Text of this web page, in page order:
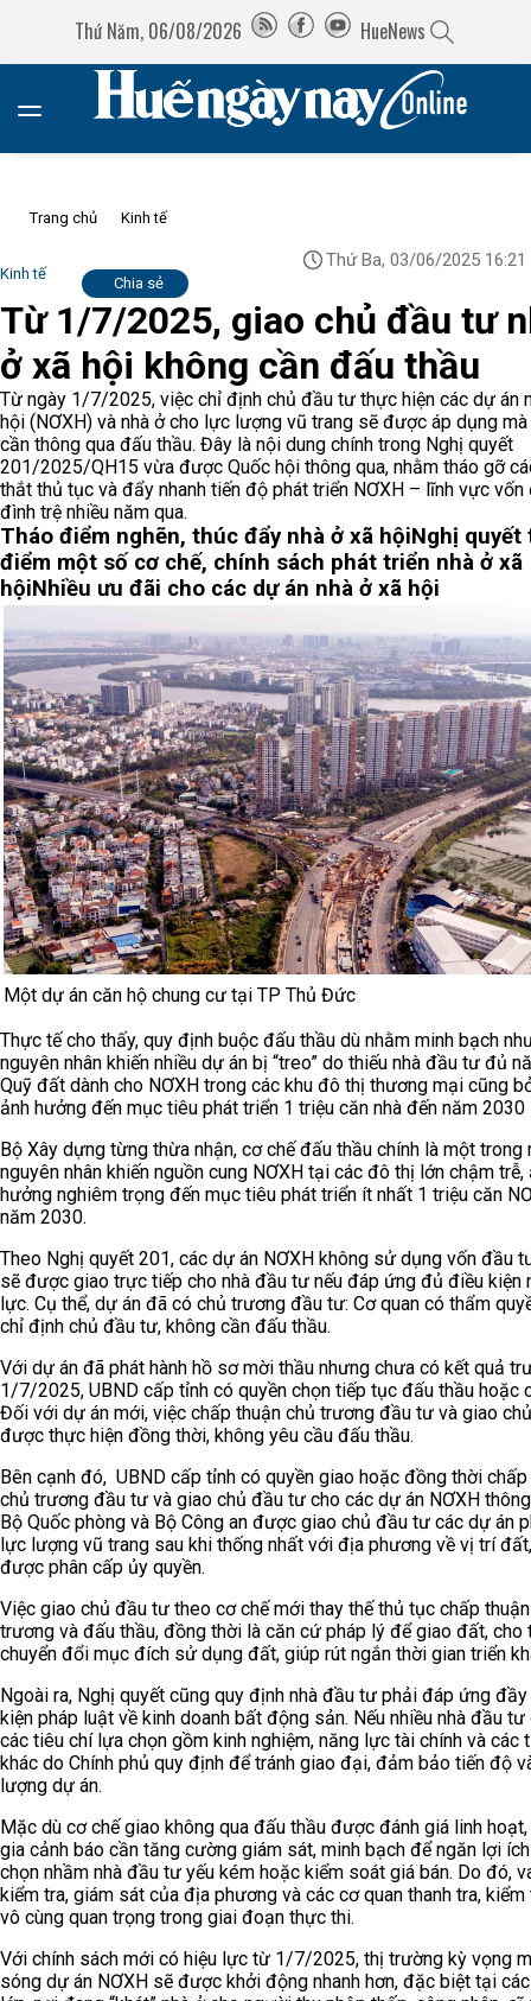
Thứ Năm, 06/08/2026 HueNews
Trang chủ Kinh tế
Kinh tế
Thứ Ba, 03/06/2025 16:21
Chia sẻ
Từ 1/7/2025, giao chủ đầu tư
ở xã hội không cần đấu thầu
Từ ngày 1/7/2025, việc chỉ định chủ đầu tư thực hiện các dự án
hội (NƠXH) và nhà ở cho lực lượng vũ trang sẽ được áp dụng
cần thông qua đấu thầu. Đây là nội dung chính trong Nghị quyết
201/2025/QH15 vừa được Quốc hội thông qua, nhằm tháo gỡ
thắt thủ tục và đẩy nhanh tiến độ phát triển NƠXH – lĩnh vực vốn
đình trệ nhiều năm qua.
Tháo điểm nghẽn, thúc đẩy nhà ở xã hộiNghị quyết
điểm một số cơ chế, chính sách phát triển nhà ở xã
hộiNhiều ưu đãi cho các dự án nhà ở xã hội
Một dự án căn hộ chung cư tại TP Thủ Đức
Thực tế cho thấy, quy định buộc đấu thầu dù nhằm minh bạch
nguyên nhân khiến nhiều dự án bị “treo” do thiếu nhà đầu tư đủ
Quỹ đất dành cho NƠXH trong các khu đô thị thương mại cũng
ảnh hưởng đến mục tiêu phát triển 1 triệu căn nhà đến năm 2030
Bộ Xây dựng từng thừa nhận, cơ chế đấu thầu chính là một trong
nguyên nhân khiến nguồn cung NƠXH tại các đô thị lớn chậm trễ,
hưởng nghiêm trọng đến mục tiêu phát triển ít nhất 1 triệu căn
năm 2030.
Theo Nghị quyết 201, các dự án NƠXH không sử dụng vốn đầu
sẽ được giao trực tiếp cho nhà đầu tư nếu đáp ứng đủ điều kiện
lực. Cụ thể, dự án đã có chủ trương đầu tư: Cơ quan có thẩm
chỉ định chủ đầu tư, không cần đấu thầu.
Với dự án đã phát hành hồ sơ mời thầu nhưng chưa có kết quả
1/7/2025, UBND cấp tỉnh có quyền chọn tiếp tục đấu thầu hoặc
Đối với dự án mới, việc chấp thuận chủ trương đầu tư và giao
được thực hiện đồng thời, không yêu cầu đấu thầu.
Bên cạnh đó, UBND cấp tỉnh có quyền giao hoặc đồng thời chấp
chủ trương đầu tư và giao chủ đầu tư cho các dự án NƠXH
Bộ Quốc phòng và Bộ Công an được giao chủ đầu tư các dự án
lực lượng vũ trang sau khi thống nhất với địa phương về vị trí
được phân cấp ủy quyền.
Việc giao chủ đầu tư theo cơ chế mới thay thế thủ tục chấp
trương và đấu thầu, đồng thời là căn cứ pháp lý để giao đất, cho
chuyển đổi mục đích sử dụng đất, giúp rút ngắn thời gian triển
Ngoài ra, Nghị quyết cũng quy định nhà đầu tư phải đáp ứng
kiện pháp luật về kinh doanh bất động sản. Nếu nhiều nhà đầu tư
các tiêu chí lựa chọn gồm kinh nghiệm, năng lực tài chính và các
khác do Chính phủ quy định để tránh giao đại, đảm bảo tiến độ
lượng dự án.
Mặc dù cơ chế giao không qua đấu thầu được đánh giá linh
gia cảnh báo cần tăng cường giám sát, minh bạch để ngăn lợi
chọn nhầm nhà đầu tư yếu kém hoặc kiểm soát giá bán. Do đó,
kiểm tra, giám sát của địa phương và các cơ quan thanh tra, kiểm
vô cùng quan trọng trong giai đoạn thực thi.
Với chính sách mới có hiệu lực từ 1/7/2025, thị trường kỳ vọng
sóng dự án NƠXH sẽ được khởi động nhanh hơn, đặc biệt tại